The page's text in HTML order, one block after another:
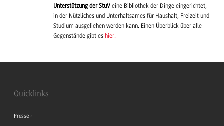
Unterstützung der StuVeine Bibliothek der Dinge eingerichtet,
in der Nützliches und Unterhaltsames für Haushalt, Freizeit und
Studium ausgeliehen werden kann. Einen Überblick über alle
Gegenstände gibt es hier.
Quicklinks
Presse